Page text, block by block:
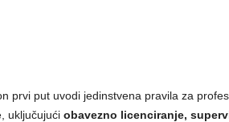
prvi put uvodi jedinstvena pravila za
uključujući obavezno licenciranje,